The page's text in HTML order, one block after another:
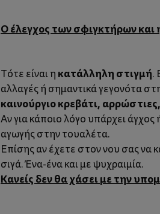
Ο έλεγχος των σφιγκτήρων και
Τότε είναι η κατάλληλη στιγμή.
αλλαγές ή σημαντικά γεγονότα
καινούργιο κρεβάτι,
Αν για κάποιο λόγο υπάρχει
αγωγής στην τουαλέτα.
Επίσης αν έχετε στον νου σας να
σιγά. Ένα-ένα και με ψυχραιμία.
Κανείς δεν θα χάσει με την